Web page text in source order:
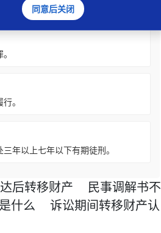
。
年以上七年以下有期徒刑。
后转移财产
民事调解书不
什么
诉讼期间转移财产认
同意后关闭